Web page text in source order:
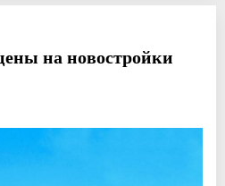
на новостройки